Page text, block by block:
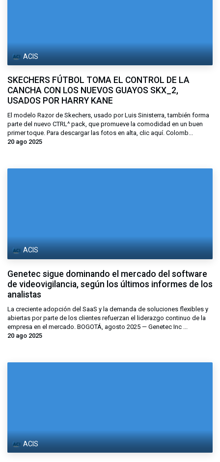
ACIS
SKECHERS FÚTBOL TOMA EL CONTROL DE LA
CANCHA CON LOS NUEVOS GUAYOS SKX_2,
USADOS POR HARRY KANE
El modelo Razor de Skechers, usado por Luis Sinisterra, también forma
parte del nuevo CTRL^ pack, que promueve la comodidad en un buen
primer toque. Para descargar las fotos en alta, clic aquí. Colomb...
20 ago 2025
ACIS
Genetec sigue dominando el mercado del software
de videovigilancia, según los últimos informes de los
analistas
La creciente adopción del SaaS y la demanda de soluciones flexibles y
abiertas por parte de los clientes refuerzan el liderazgo continuo de la
empresa en el mercado. BOGOTÁ, agosto 2025 — Genetec Inc ...
20 ago 2025
ACIS